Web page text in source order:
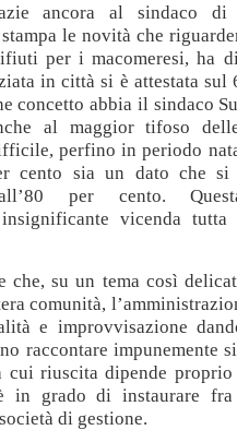
ancora al sindaco di
le novità che
per i macomeresi, ha
in città si è attestata sul
concetto abbia il sindaco
al maggior tifoso
perfino in periodo
cento sia un dato che si
all’80 per cento.
insignificante vicenda tutta
che, su un tema così
comunità,
e improvvisazione
raccontare impunemente
cui riuscita dipende
in grado di instaurare
di gestione.